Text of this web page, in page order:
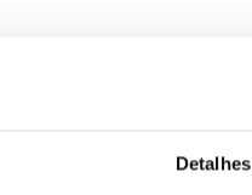
Detalhes